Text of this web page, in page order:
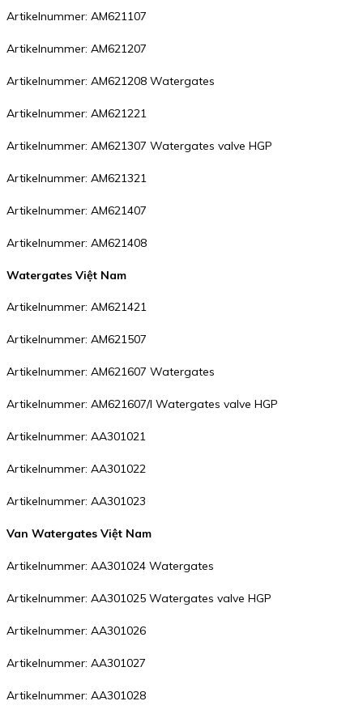
Artikelnummer: AM621107
Artikelnummer: AM621207
Artikelnummer: AM621208 Watergates
Artikelnummer: AM621221
Artikelnummer: AM621307 Watergates valve HGP
Artikelnummer: AM621321
Artikelnummer: AM621407
Artikelnummer: AM621408
Watergates Việt Nam
Artikelnummer: AM621421
Artikelnummer: AM621507
Artikelnummer: AM621607 Watergates
Artikelnummer: AM621607/I Watergates valve HGP
Artikelnummer: AA301021
Artikelnummer: AA301022
Artikelnummer: AA301023
Van Watergates Việt Nam
Artikelnummer: AA301024 Watergates
Artikelnummer: AA301025 Watergates valve HGP
Artikelnummer: AA301026
Artikelnummer: AA301027
Artikelnummer: AA301028